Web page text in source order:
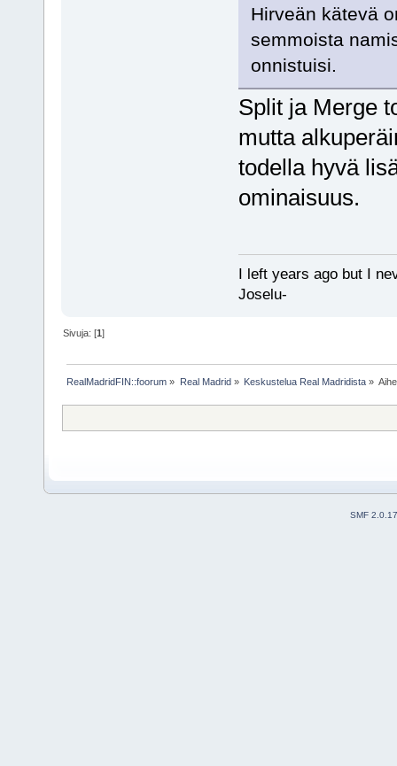
Hirveän kätevä
semmoista
onnistuisi.
Split ja Merge
mutta
todella hyvä
ominaisuus.
I left years ago but I
Joselu-
Sivuja: [1]
RealMadridFIN::foorum » Real Madrid » Keskustelua Real Madridista»
SMF 2.0.17